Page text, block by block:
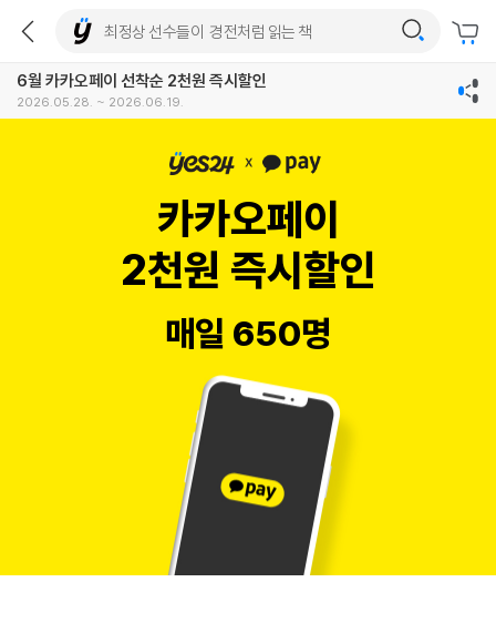
6월 카카오페이 선착순 2천원 즉시할인
2026.05.28. ~ 2026.06.19.
카카오페이
2천원 즉시할인
매일 650명